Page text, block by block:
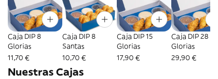
Caja DIP 8
Glorias
11,70 €
Caja DIP 8
Santas
10,70 €
Caja DIP 15
Glorias
17,90 €
Caja DIP 28
Glorias
29,90 €
Nuestras Cajas